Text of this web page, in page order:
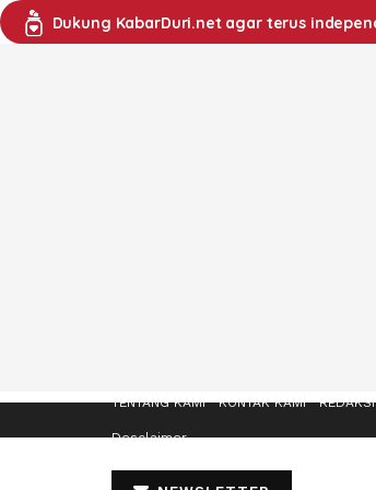
Dukung KabarDuri.net agar terus
TENTANG KAMI KONTAK KAMI REDAKSI
Desclaimer